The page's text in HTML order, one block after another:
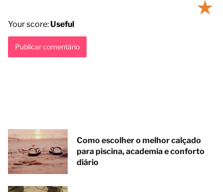
★
Your score: Useful
Como escolher o melhor calçado
para piscina, academia e conforto
diário